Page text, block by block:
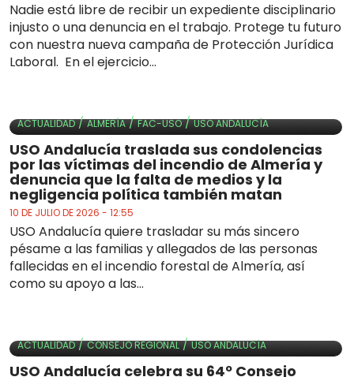
Nadie está libre de recibir un expediente disciplinario
injusto o una denuncia en el trabajo. Protege tu futuro
con nuestra nueva campaña de Protección Jurídica
Laboral. En el ejercicio...
ACTUALIDAD/ALMERÍA/FAC-USO/USO ANDALUCÍA
USO Andalucía traslada sus condolencias
por las víctimas del incendio de Almería y
denuncia que la falta de medios y la
negligencia política también matan
10 DE JULIO DE 2026 - 12:55
USO Andalucía quiere trasladar su más sincero
pésame a las familias y allegados de las personas
fallecidas en el incendio forestal de Almería, así
como su apoyo a las...
ACTUALIDAD/CONSEJO REGIONAL/USO ANDALUCÍA
USO Andalucía celebra su 64º Consejo